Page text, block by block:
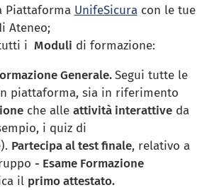
Piattaforma UnifeSicuracon le tue
Ateneo;
i Moduli di formazione:
Generale.Segui tutte le
piattaforma, sia in riferimento
che alle attività interattive da
i quiz di
Partecipa al test finale, relativo a
- Esame Formazione
il primo attestato.